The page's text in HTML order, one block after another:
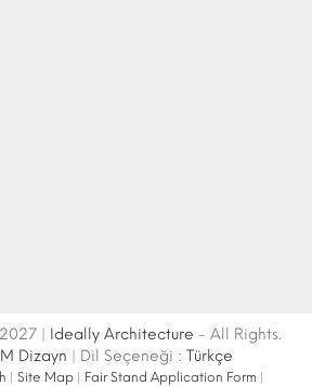
| Ideally Architecture - All Rights.
Dizayn | Dil Seçeneği : Türkçe
Site Map| Fair Stand Application Form